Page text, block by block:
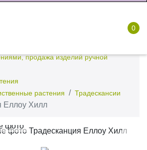
0
продажа изделий ручной
растения
Традескансии
Еллоу Хилл
фото